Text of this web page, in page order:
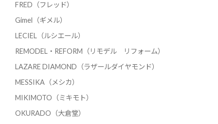
FRED（フレッド）
Gimel（ギメル）
LECIEL（ルシエール）
REMODEL・REFORM（リモデル リフォーム）
LAZARE DIAMOND（ラザールダイヤモンド）
MESSIKA（メシカ）
MIKIMOTO（ミキモト）
OKURADO（大倉堂）